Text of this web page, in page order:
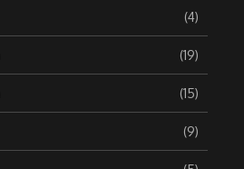
(4)
(19)
(15)
(9)